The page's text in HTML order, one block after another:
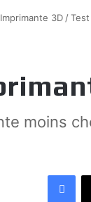
Imprimante 3D /
moins